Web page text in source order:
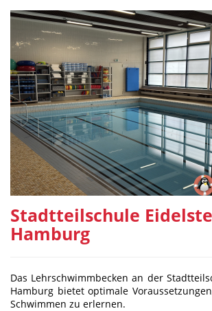
Stadtteilschule
Hamburg
Das Lehrschwimmbecken an der
Hamburg bietet optimale
Schwimmen zu erlernen.